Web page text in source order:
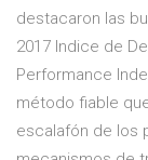
destacaron las
2017 Indice de
Performance
método fiable
escalafón de los